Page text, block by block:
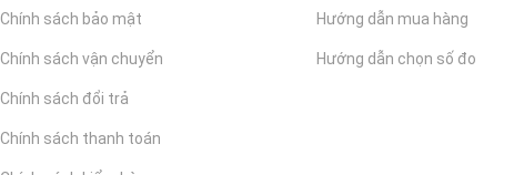
Chính sách bảo mật
Chính sách vận chuyển
Chính sách đổi trả
Chính sách thanh toán
Hướng dẫn mua hàng
Hướng dẫn chọn số đo